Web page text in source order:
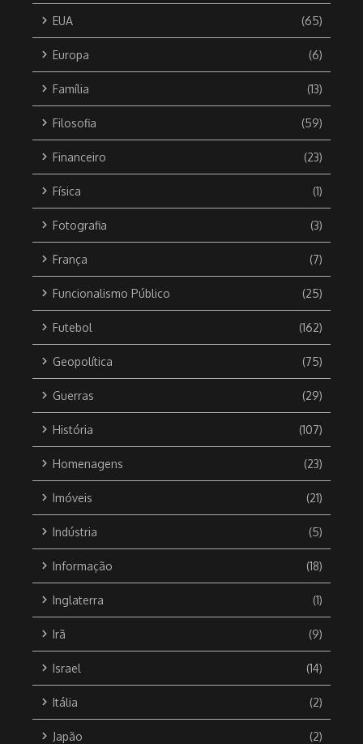
EUA (65)
Europa (6)
Família (13)
Filosofia (59)
Financeiro (23)
Física (1)
Fotografia (3)
França (7)
Funcionalismo Público (25)
Futebol (162)
Geopolítica (75)
Guerras (29)
História (107)
Homenagens (23)
Imóveis (21)
Indústria (5)
Informação (18)
Inglaterra (1)
Irã (9)
Israel (14)
Itália (2)
Japão (2)